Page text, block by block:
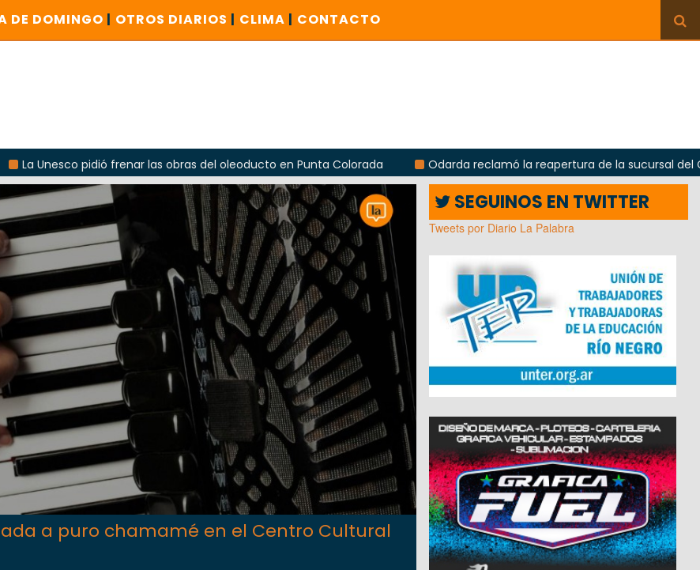
DE DOMINGO | OTROS DIARIOS | CLIMA | CONTACTO
pidió frenar las obras del oleoducto en Punta Colorada
Odarda reclamó la reapertura de la sucursal del Correo
a puro chamamé en el Centro Cultural
SEGUINOS EN TWITTER
Tweets por Diario La Palabra